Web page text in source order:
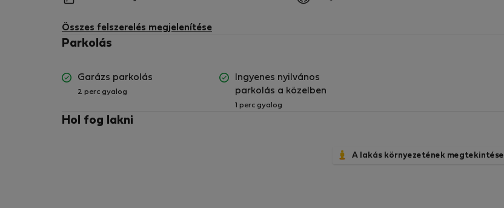
Összes felszerelés megjelenítése
Parkolás
Garázs parkolás
2 perc gyalog
Ingyenes nyilvános
parkolás a közelben
1 perc gyalog
Hol fog lakni
A lakás környezetének megtekintése